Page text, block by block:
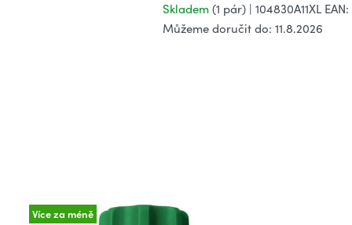
Skladem (1 pár) | 104830A11XL EAN:
Můžeme doručit do: 11.8.2026
Více za méně